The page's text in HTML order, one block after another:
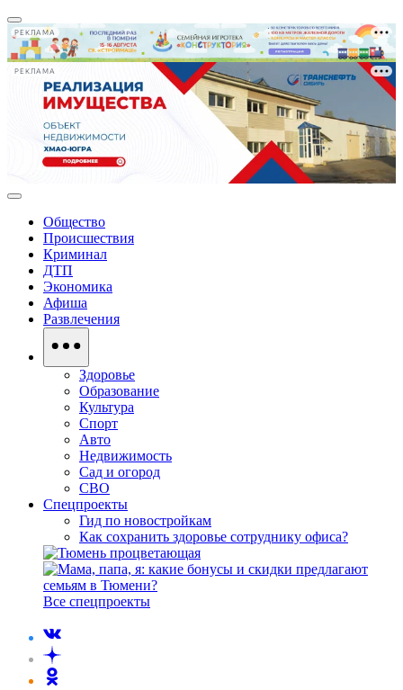
РЕКЛАМА
РЕКЛАМА
Общество
Происшествия
Криминал
ДТП
Экономика
Афиша
Развлечения
Здоровье
Образование
Культура
Спорт
Авто
Недвижимость
Сад и огород
СВО
Спецпроекты
Гид по новостройкам
Как сохранить здоровье сотруднику офиса?
Все спецпроекты